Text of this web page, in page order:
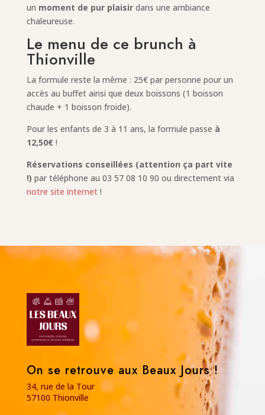
un moment de pur plaisirdans une ambiance
chaleureuse.
Le menu de ce brunch à
Thionville
La formule reste la même : 25€ par personne pour un
accès au buffet ainsi que deux boissons (1 boisson
chaude + 1 boisson froide).
Pour les enfants de 3 à 11 ans, la formule passe à
12,50€ !
Réservations conseillées (attention ça part vite
!) par téléphone au 03 57 08 10 90 ou directement via
notre site internet!
On se retrouve aux Beaux Jours !
34, rue de la Tour
57100 Thionville